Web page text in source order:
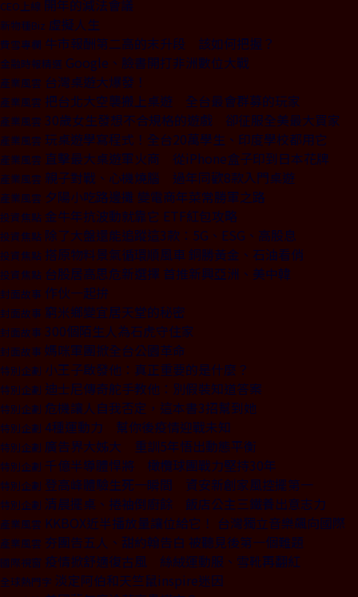
CEO上線 開年的減法會議
新物種Biz 虛擬人生
費雪專欄 牛市報酬第二高的末升段 該如何把握？
金融時報精選 Google、臉書開打非洲數位大戰
產業風雲 台灣桌遊大爆發！
產業風雲 把台北大空襲搬上桌遊 全台最會群募的玩家
產業風雲 30歲女生發想不合規格的遊戲 卻征服全美最大買家
產業風雲 玩桌遊學寫程式！全台20萬學生、印度學校都用它
產業風雲 直擊最大桌遊軍火商 從iPhone盒子印到日本花牌
產業風雲 親子對戰、心機燒腦 過年同歡8款入門桌遊
產業風雲 夕陽小吃路邊攤 變電商年菜常勝軍之路
投資焦點 金牛年抗波動就靠它 ETF紅包攻略
投資焦點 除了大盤還能追蹤這3款：5G、ESG、高股息
投資焦點 搭原物料景氣循環順風車 銅勝黃金、石油看俏
投資焦點 台股居高思危新選擇 首推新興亞洲、美中韓
封面故事 作伙一起拚
封面故事 窮米鄉變宜居天堂的秘密
封面故事 300個陌生人為石虎守住家
封面故事 媽咪軍團掀全台公園革命
特別企劃 小王子啟發他：真正重要的是什麼？
特別企劃 迪士尼傳奇舵手教他：別假裝知道答案
特別企劃 危機讓人自我否定，這本書3招幫到她
特別企劃 4種運動力 幫你後疫情迎戰未知
特別企劃 廣告界大姊大 重訓5年悟出動態平衡
特別企劃 千億半導體悍將 橄欖球團戰力堅持30年
特別企劃 登高峰體驗生死一瞬間 資安新創家風控擺第一
特別企劃 清晨擺桌、捲袖倒廚餘 飯店公主三鐵養出意志力
產業風雲 KKBOX近半播放量讓位給它！ 台灣獨立音樂飆向國際
產業風雲 夯團告五人、甜約翰告白 被聽見後第一個難題
國際視窗 疫情掀舒適復古風 絲絨運動服、雪靴再翻紅
全球熱門字 淡定阿伯和天竺鼠inspire迷因